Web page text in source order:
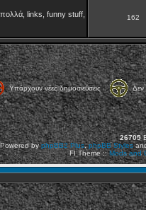
πολλά, links, funny stuff,
162
Υπάρχουν νέες δημοσιεύσεις Δεν
26705
Powered byphpBB2 Plus,phpBB Styles
FI Theme ::Mods and